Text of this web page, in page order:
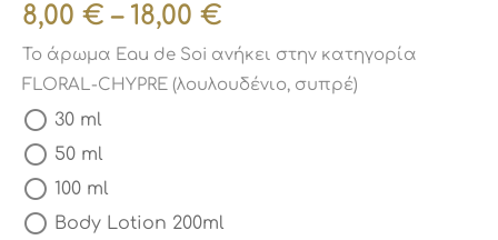
8,00 € – 18,00 €
Το άρωμα Eau de Soi ανήκει στην κατηγορία
FLORAL-CHYPRE (λουλουδένιο, συπρέ)
30 ml
50 ml
100 ml
Body Lotion 200ml